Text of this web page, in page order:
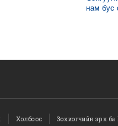
нам бус
Холбоос Зохиогчийн эрх